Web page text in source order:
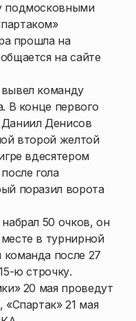
подмосковными
прошла на
на сайте
команду
В конце первого
Денисов
второй желтой
вдесятером
гола
поразил ворота
50 очков, он
в турнирной
после 27
ю строчку.
20 мая проведут
21 мая